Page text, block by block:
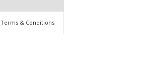
Terms & Conditions